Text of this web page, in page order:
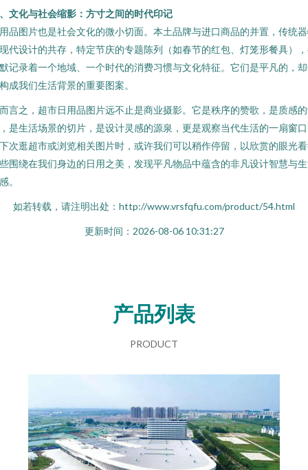
文化与社会缩影：方寸之间的时代印记
品图片也是社会文化的微小切面。本土品牌与进口商品的并置，传统
代设计的共存，特定节庆的专题陈列（如春节的红包、灯笼形餐具）
记录着一个地域、一个时代的消费习惯与文化特征。它们是平凡的，
成我们生活背景的重要图案。
言之，超市日用品图片远不止是商业摄影。它是秩序的赞歌，是质感
是生活场景的切片，是设计灵感的源泉，更是观察当代生活的一扇窗
次逛超市或浏览相关图片时，或许我们可以稍作停留，以欣赏的眼光
围绕在我们身边的日用之美，发现平凡物品中蕴含的非凡设计智慧与
。
如若转载，请注明出处：http://www.vrsfqfu.com/product/54.html
更新时间：2026-08-06 10:31:27
产品列表
PRODUCT